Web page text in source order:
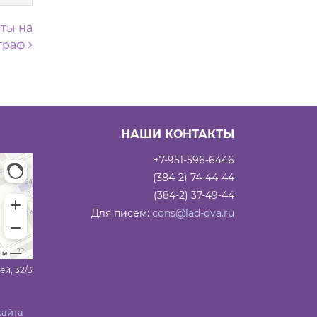
на
32/3
НАШИ КОНТАКТЫ
+7-951-596-6446
(384-2) 74-44-44
(384-2) 37-49-44
Для писем: cons@lad-dva.ru